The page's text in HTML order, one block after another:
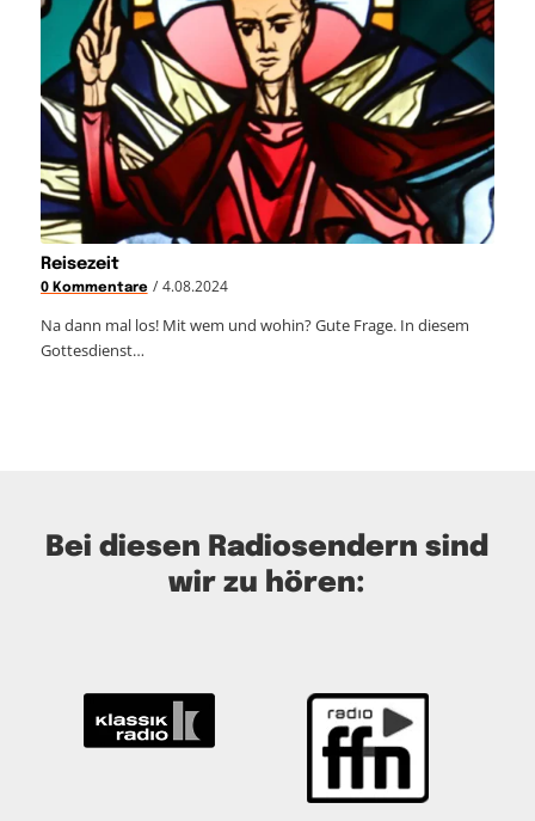
Reisezeit
0 Kommentare / 4.08.2024
Na dann mal los! Mit wem und wohin? Gute Frage. In diesem
Gottesdienst…
Bei diesen Radiosendern sind
wir zu hören: